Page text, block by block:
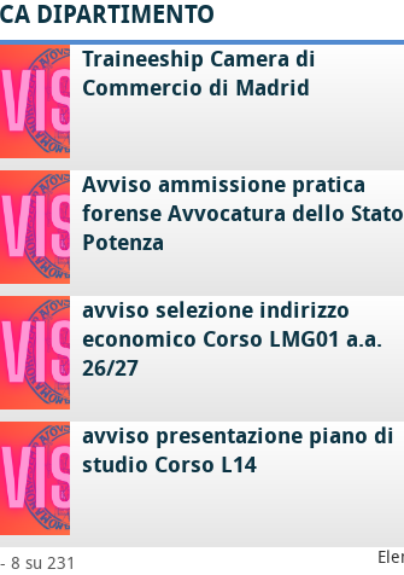
DIPARTIMENTO
Traineeship Camera di
Commercio di Madrid
Avviso ammissione pratica
forense Avvocatura dello
Potenza
avviso selezione indirizzo
economico Corso LMG01 a.a.
26/27
avviso presentazione piano di
studio Corso L14
8 su 231